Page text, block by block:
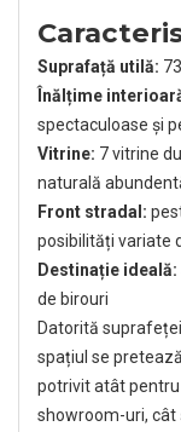
Suprafață utilă:
Înălțime
spectaculoase și
Vitrine: 7 vitrine
naturală
Front stradal:
posibilități variate
Destinație ideală:
de birouri
Datorită
spațiul se
potrivit atât
showroom-uri, cât